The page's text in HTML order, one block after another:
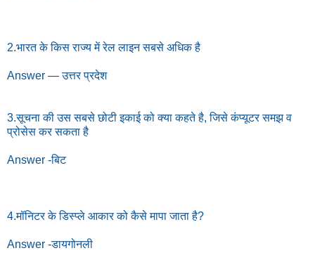
2.भारत के किस राज्य में रेल लाइन सबसे अधिक है
Answer — उत्तर प्रदेश
3.सूचना की उस सबसे छोटी इकाई को क्या कहते है, जिसे कंप्यूटर समझ व
प्रोसेस कर सकता है
Answer -बिट
4.मॉनिटर के डिस्प्ले आकार को कैसे मापा जाता है?
Answer -डायगोनली